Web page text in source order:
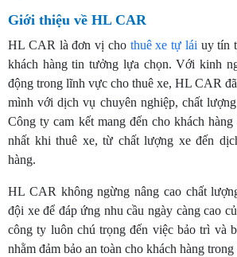
Giới thiệu về HL CAR
HL CAR là đơn vị cho thuê xe tự lái uy tín
khách hàng tin tưởng lựa chọn. Với kinh
động trong lĩnh vực cho thuê xe, HL CAR
mình với dịch vụ chuyên nghiệp, chất
Công ty cam kết mang đến cho khách
nhất khi thuê xe, từ chất lượng xe đến
hàng.
HL CAR không ngừng nâng cao chất
đội xe để đáp ứng nhu cầu ngày càng cao
công ty luôn chú trọng đến việc bảo trì và
nhằm đảm bảo an toàn cho khách hàng